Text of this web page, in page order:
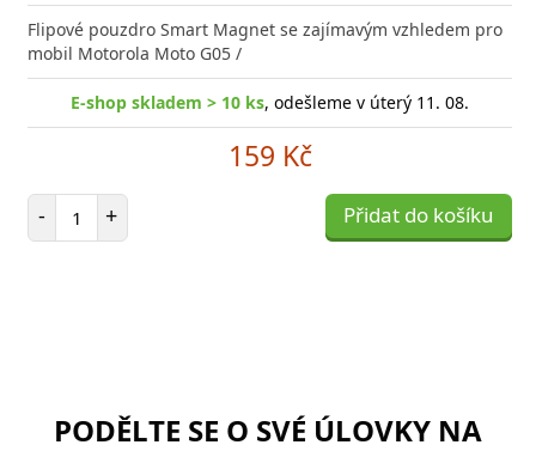
Flipové pouzdro Smart Magnet se zajímavým vzhledem pro
mobil Motorola Moto G05 /
E-shop skladem > 10 ks, odešleme v úterý 11. 08.
159 Kč
- Počet položek
+ Přidat do košíku
PODĚLTE SE O SVÉ ÚLOVKY NA